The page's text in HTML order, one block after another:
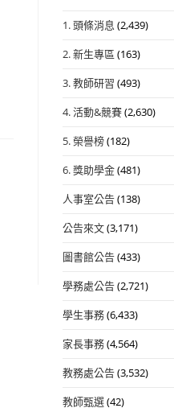
1. 頭條消息 (2,439)
2. 新生專區 (163)
3. 教師研習 (493)
4. 活動&競賽(2,630)
5. 榮譽榜(182)
6. 獎助學金(481)
人事室公告(138)
公告來文(3,171)
圖書館公告(433)
學務處公告(2,721)
學生事務(6,433)
家長事務(4,564)
教務處公告(3,532)
教師甄選(42)